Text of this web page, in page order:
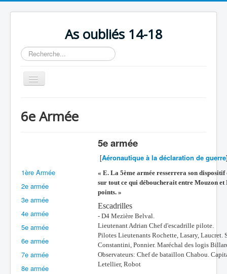
As oubliés 14-18
Rechercher
Basculer
la
Chronologie
Avions
Personnels
Doctrines
Batailles
Les As
6e Armée
5e armée
[Aéronautique à la déclaration de guerre
1ère Armée
2e armée
3e armée
4e armée
5e armée
6e armée
7e armée
8e armée
« E. La 5ème armée resserrera son
sur tout ce qui déboucherait entre Mouzon et
points. »
Escadrilles
- D4 Mezière Belval.
Lieutenant Adrian Chef d'escadrille pilote.
Pilotes Lieutenants Rochette, Lasary,
Constantini, Ponnier. Maréchal des logis
Observateurs: Chef de bataillon Chabou.
Letellier, Robot